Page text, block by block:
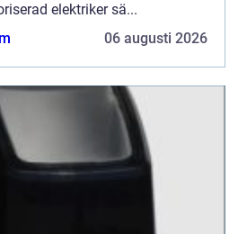
elektriker sä...
06 augusti 2026